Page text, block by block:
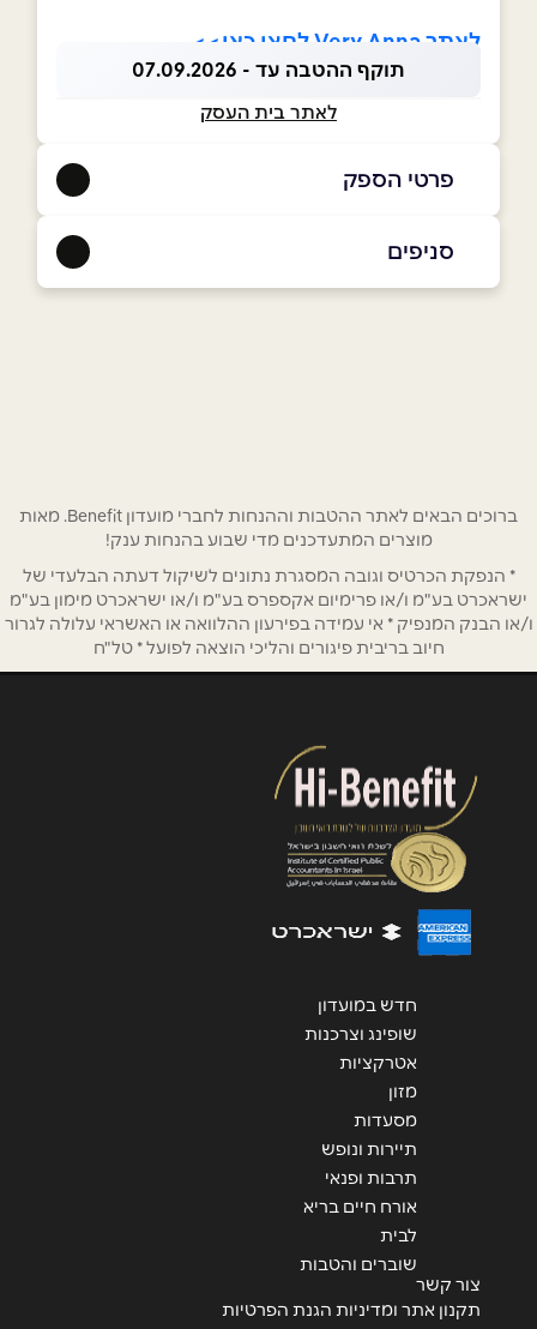
לאתר Very Anna לחצו כאן>>
תוקף ההטבה עד - 07.09.2026
לאתר בית העסק
פרטי הספק
באתר
נושא*
שליחה
סניפים
ברוכים הבאים לאתר ההטבות וההנחות לחברי מועדון Benefit. מאות
מוצרים המתעדכנים מדי שבוע בהנחות ענק!
* הנפקת הכרטיס וגובה המסגרת נתונים לשיקול דעתה הבלעדי של
ישראכרט בע"מ ו/או פרימיום אקספרס בע"מ ו/או ישראכרט מימון בע"מ
ו/או הבנק המנפיק * אי עמידה בפירעון ההלוואה או האשראי עלולה לגרור
חיוב בריבית פיגורים והליכי הוצאה לפועל * טל"ח
חדש במועדון
שופינג וצרכנות
אטרקציות
מזון
מסעדות
תיירות ונופש
תרבות ופנאי
אורח חיים בריא
לבית
שוברים והטבות
צור קשר
תקנון אתר ומדיניות הגנת הפרטיות